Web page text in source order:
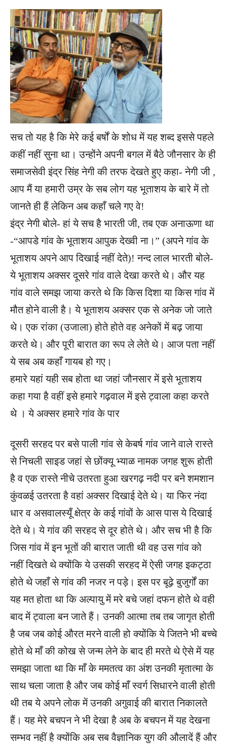
सच तो यह है कि मेरे कई बर्षों के शोध में यह शब्द इससे पहले
कहीं नहीं सुना था। उन्होंने अपनी बगल में बैठे जौनसार के ही
समाजसेवी इंद्र सिंह नेगी की तरफ देखते हुए कहा- नेगी जी ,
आप मैं या हमारी उम्र के सब लोग यह भूताशय के बारे में तो
जानते ही हैं लेकिन अब कहाँ चले गए वे!
इंद्र नेगी बोले- हां ये सच है भारती जी, तब एक अनाऊणा था
-“आपडे गांव के भूताशय आपुक देख्वी ना।” (अपने गांव के
भूताशय अपने आप दिखाई नहीं देते)! नन्द लाल भारती बोले-
ये भूताशय अक्सर दूसरे गांव वाले देखा करते थे। और यह
गांव वाले समझ जाया करते थे कि किस दिशा या किस गांव में
मौत होने वाली है। ये भूताशय अक्सर एक से अनेक जो जाते
थे। एक रांका (उजाला) होते होते वह अनेकों में बढ़ जाया
करते थे। और पूरी बारात का रूप ले लेते थे। आज पता नहीं
ये सब अब कहाँ गायब हो गए।
हमारे यहां यही सब होता था जहां जौनसार में इसे भूताशय
कहा गया है वहीं इसे हमारे गढ़वाल में इसे ट्वाला कहा करते
थे । ये अक्सर हमारे गांव के पार
दूसरी सरहद पर बसे पाली गांव से केबर्ष गांव जाने वाले रास्ते
से निचली साइड जहां से छोंक्यू भ्याळ नामक जगह शुरू होती
है व एक रास्ते नीचे उतरता हुआ खरगढ़ नदी पर बने शमशान
कुंवळई उतरता है वहां अक्सर दिखाई देते थे। या फिर नंदा
धार व असवालस्यूँ क्षेत्र के कई गांवों के आस पास ये दिखाई
देते थे। ये गांव की सरहद से दूर होते थे। और सच भी है कि
जिस गांव में इन भूतों की बारात जाती थी वह उस गांव को
नहीं दिखते थे क्योंकि ये उसकी सरहद में ऐसी जगह इकट्ठा
होते थे जहाँ से गांव की नजर न पड़े। इस पर बूढ़े बुजुर्गों का
यह मत होता था कि अल्पायु में मरे बचे जहां दफन होते थे वही
बाद में ट्वाला बन जाते हैं। उनकी आत्मा तब तब जागृत होती
है जब जब कोई औरत मरने वाली हो क्योंकि ये जितने भी बच्चे
होते थे माँ की कोख से जन्म लेने के बाद ही मरते थे ऐसे में यह
समझा जाता था कि माँ के ममतत्व का अंश उनकी मृतात्मा के
साथ चला जाता है और जब कोई माँ स्वर्ग सिधारने वाली होती
थी तब ये अपने लोक में उनकी अगुवाई की बारात निकालते
हैं। यह मेरे बचपन ने भी देखा है अब के बचपन में यह देखना
सम्भव नहीं है क्योंकि अब सब वैज्ञानिक युग की औलादें हैं और